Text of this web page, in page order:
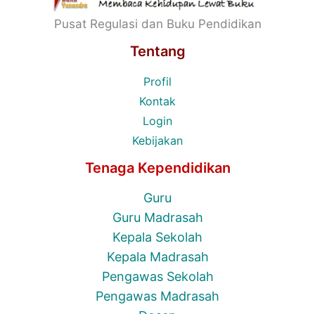
Pusat Regulasi dan Buku Pendidikan
Tentang
Profil
Kontak
Login
Kebijakan
Tenaga Kependidikan
Guru
Guru Madrasah
Kepala Sekolah
Kepala Madrasah
Pengawas Sekolah
Pengawas Madrasah